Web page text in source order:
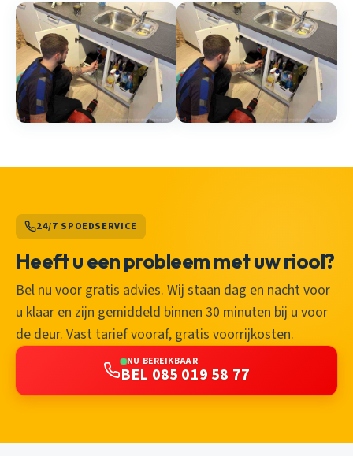
24/7 SPOEDSERVICE
Heeft u een probleem met uw riool?
Bel nu voor gratis advies. Wij staan dag en nacht voor
u klaar en zijn gemiddeld binnen 30 minuten bij u voor
de deur. Vast tarief vooraf, gratis voorrijkosten.
NU BEREIKBAAR
BEL 085 019 58 77